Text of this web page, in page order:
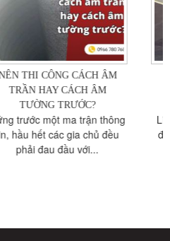
CÁCH NHIỆT TRẦN NHÀ
PHỐ VS CÁCH NHIỆT
TRẦN CHUNG CƯ
Liên hệ thachcaoquan7.com
để nhận được tư vấn chi tiết
cách nhiệt trần nhà phố...